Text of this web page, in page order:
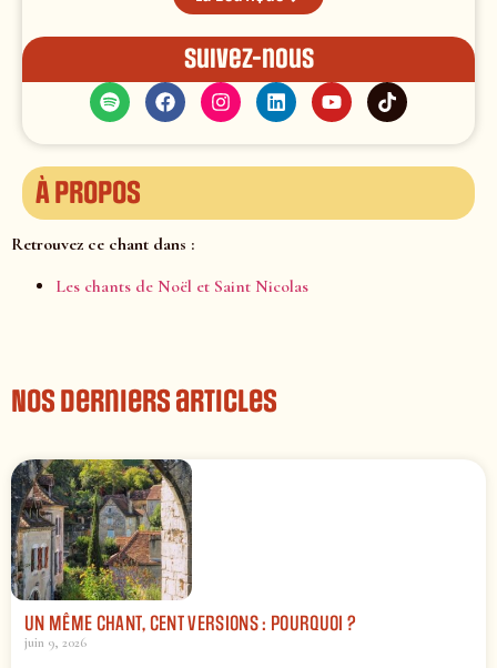
Suivez-nous
À propos
Retrouvez ce chant dans :
Les chants de Noël et Saint Nicolas
Nos derniers articles
UN MÊME CHANT, CENT VERSIONS : POURQUOI ?
juin 9, 2026